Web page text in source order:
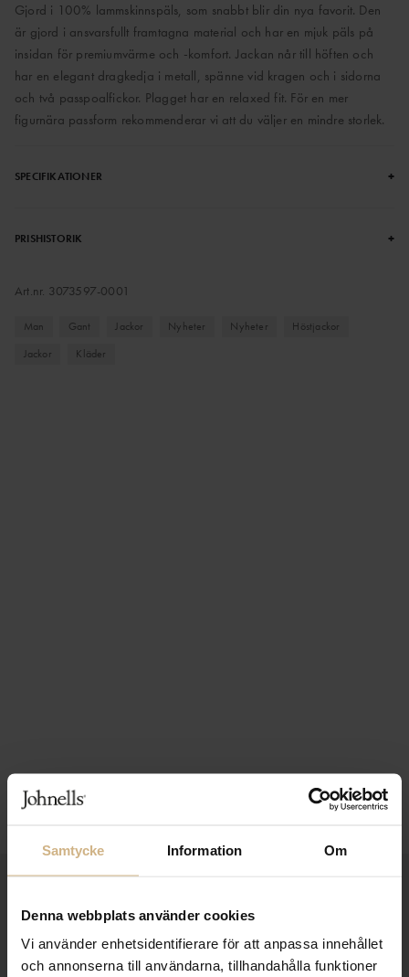
Samtycke Information Om
Denna webbplats använder cookies
Vi använder enhetsidentifierare för att anpassa innehållet
och annonserna till användarna, tillhandahålla funktioner
Gjord i 100% lammskinnspäls, som snabbt blir din nya favorit. Den
är gjord i ansvarsfullt framtagna material och har en mjuk päls på
insidan för premiumvärme och -komfort. Jackan når till höften och
har en elegant dragkedja i metall, spänne vid kragen och i sidorna
och två passpoalfickor. Plagget har en relaxed fit. För en mer
figurnära passform rekommenderar vi att du väljer en mindre storlek.
SPECIFIKATIONER +
PRISHISTORIK +
Art.nr. 3073597-0001
Man Gant Jackor Nyheter Nyheter
Höstjackor
Jackor
Kläder
FRI FRAKT FRÅN 999 KR
SAMLA BONUS I KUNDKLUBBEN